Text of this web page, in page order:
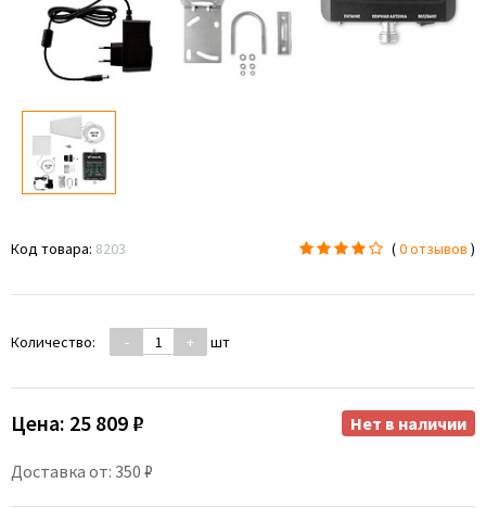
Код товара: 8203 (0 отзывов )
Количество: - + шт
Цена: 25 809 ₽
Доставка от: 350 ₽
Нет в наличии